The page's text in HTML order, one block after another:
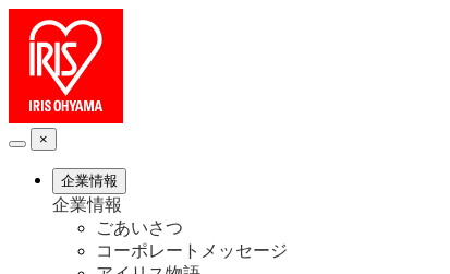
×
企業情報
企業情報
ごあいさつ
コーポレートメッセージ